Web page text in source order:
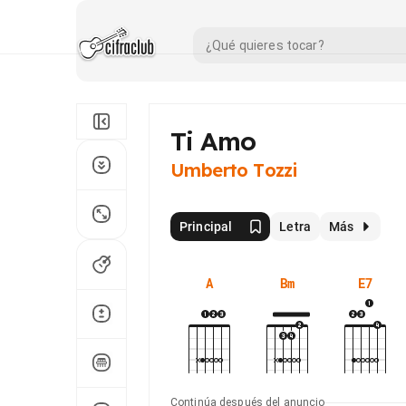
Ti Amo
Umberto Tozzi
Principal Letra Más
A Bm E7
Continúa después del anuncio